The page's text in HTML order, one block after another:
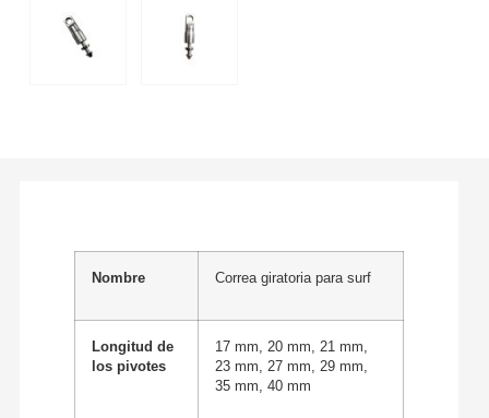
Nombre Correa giratoria para surf
Longitud de
los pivotes
17 mm, 20 mm, 21 mm,
23 mm, 27 mm, 29 mm,
35 mm, 40 mm